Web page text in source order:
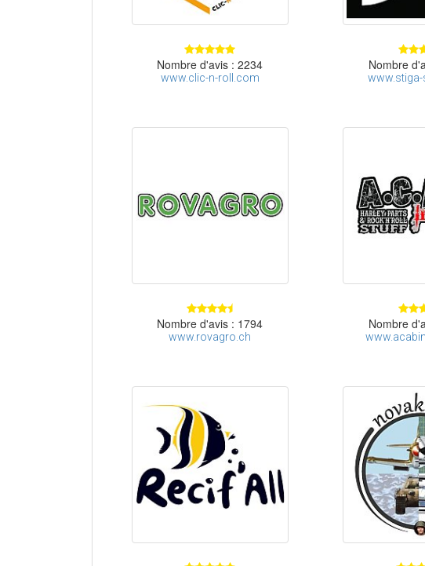
Nombre d'avis : 2234
www.clic-n-roll.com
Nombre
Nombre d'avis : 1794
www.rovagro.ch
Nombre